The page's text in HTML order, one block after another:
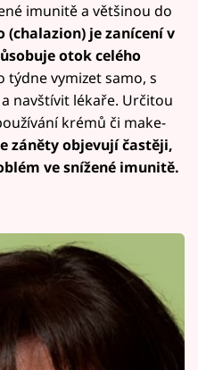
imunitě a většinou do
(chalazion) je zanícení v
otok celého
týdne vymizet samo, s
navštívit lékaře. Určitou
krémů či make-
záněty objevují častěji,
ve snížené imunitě.